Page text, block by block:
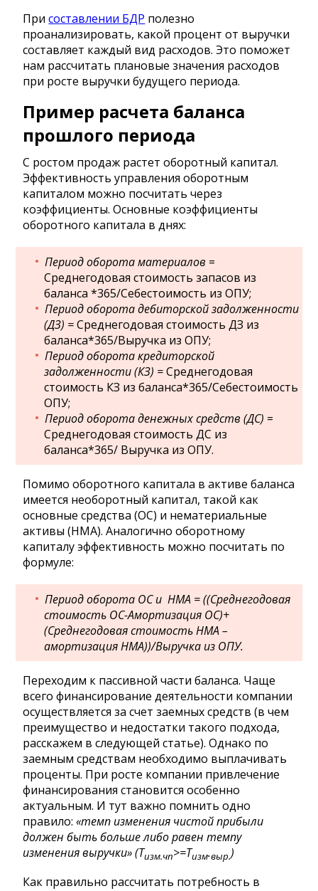
Присоставлении БДР полезно
проанализировать, какой процент от выручки
составляет каждый вид расходов. Это поможет
нам рассчитать плановые значения расходов
при росте выручки будущего периода.
Пример расчета баланса
прошлого периода
С ростом продаж растет оборотный капитал.
Эффективность управления оборотным
капиталом можно посчитать через
коэффициенты. Основные коэффициенты
оборотного капитала в днях:
Период оборота материалов =
Среднегодовая стоимость запасов из
баланса *365/Себестоимость из ОПУ;
Период оборота дебиторской задолженности
(ДЗ) =Среднегодовая стоимость ДЗ из
баланса*365/Выручка из ОПУ;
Период оборота кредиторской
задолженности (КЗ) =Среднегодовая
стоимость КЗ из баланса*365/Себестоимость
ОПУ;
Период оборота денежных средств (ДС) =
Среднегодовая стоимость ДС из
баланса*365/ Выручка из ОПУ.
Помимо оборотного капитала в активе баланса
имеется необоротный капитал, такой как
основные средства (ОС) и нематериальные
активы (НМА). Аналогично оборотному
капиталу эффективность можно посчитать по
формуле:
Период оборота ОС и НМА = ((Среднегодовая
стоимость ОС-Амортизация ОС)+
(Среднегодовая стоимость НМА –
амортизация НМА))/Выручка из ОПУ.
Переходим к пассивной части баланса. Чаще
всего финансирование деятельности компании
осуществляется за счет заемных средств (в чем
преимущество и недостатки такого подхода,
расскажем в следующей статье). Однако по
заемным средствам необходимо выплачивать
проценты. При росте компании привлечение
финансирования становится особенно
актуальным. И тут важно помнить одно
правило:«темп изменения чистой прибыли
должен быть больше либо равен темпу
изменения выручки» (Тизм.чп>=Тизм.выр.)
Как правильно рассчитать потребность в